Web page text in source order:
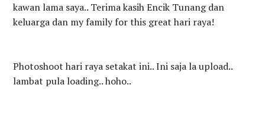
kawan lama saya.. Terima kasih Encik Tunang dan
keluarga dan my family for this great hari raya!
Photoshoot hari raya setakat ini.. Ini saja la upload..
lambat pula loading.. hoho..